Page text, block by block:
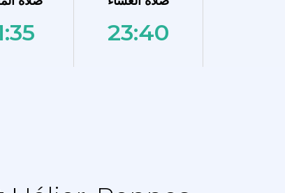
23:40